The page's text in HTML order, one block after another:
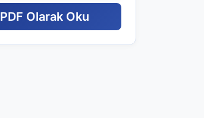
PDF Olarak Oku